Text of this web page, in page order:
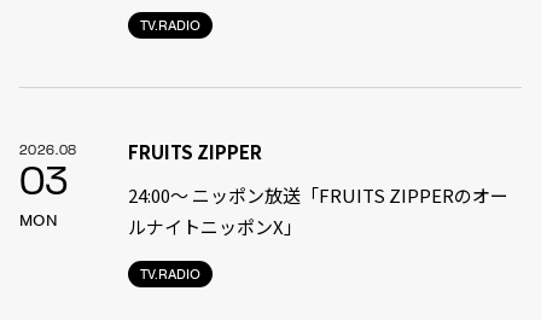
TV.RADIO
2026.08
03
MON
TV.RADIO
FRUITS ZIPPER
24:00〜 ニッポン放送「FRUITS ZIPPERのオー
ルナイトニッポンX」